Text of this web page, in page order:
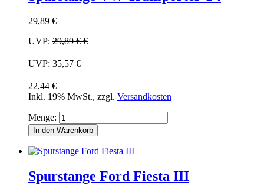
29,89 €
UVP: 29,89 €€
UVP: 35,57 €
22,44 €
Inkl. 19% MwSt., zzgl. Versandkosten
Menge:
In den Warenkorb
Spurstange Ford Fiesta III